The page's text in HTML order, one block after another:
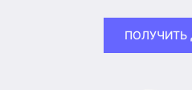
ПОЛУЧИТЬ